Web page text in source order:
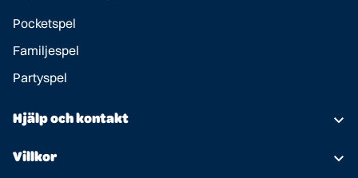
Pocketspel
Familjespel
Partyspel
Hjälp och kontakt
Om oss
Villkor